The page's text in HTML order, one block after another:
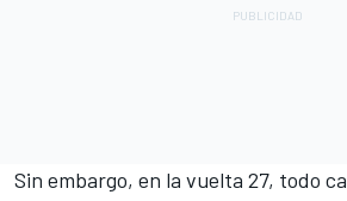
Sin embargo, en la vuelta 27, todo